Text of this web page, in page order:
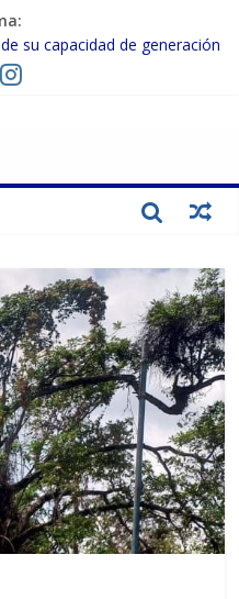
su capacidad de generación
de infraestructuras eléctricas
con el sector privado para
en instalaciones del SEN